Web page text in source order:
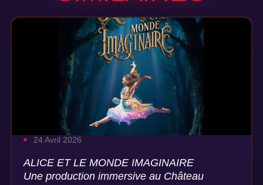
24 Avril 2026
ALICE ET LE MONDE IMAGINAIRE
Une production immersive au Château